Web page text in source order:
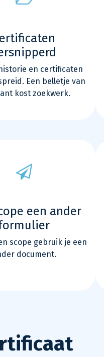
en certificaten
Een belletje van
kost zoekwerk.
een ander
scope gebruik je een
document.